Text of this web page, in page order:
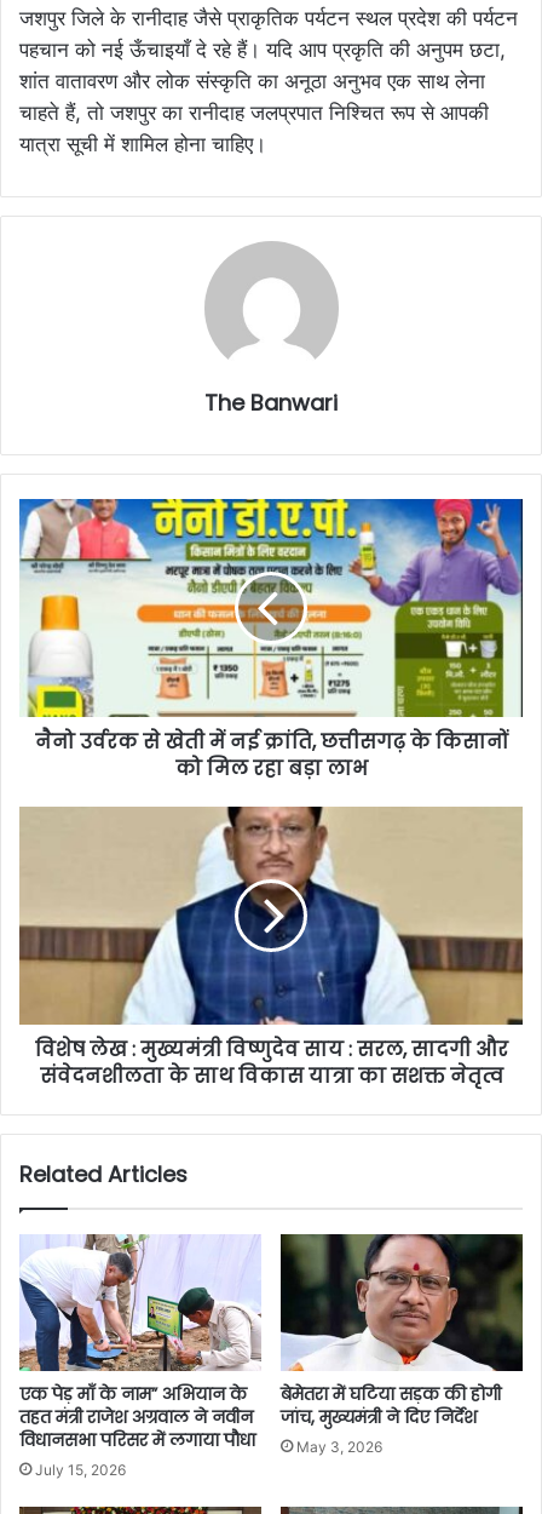
जशपुर जिले के रानीदाह जैसे प्राकृतिक पर्यटन स्थल प्रदेश की पर्यटन
पहचान को नई ऊँचाइयाँ दे रहे हैं। यदि आप प्रकृति की अनुपम छटा,
शांत वातावरण और लोक संस्कृति का अनूठा अनुभव एक साथ लेना
चाहते हैं, तो जशपुर का रानीदाह जलप्रपात निश्चित रूप से आपकी
यात्रा सूची में शामिल होना चाहिए।
The Banwari
नैनो उर्वरक से खेती में नई क्रांति, छत्तीसगढ़ के किसानों
को मिल रहा बड़ा लाभ
विशेष लेख : मुख्यमंत्री विष्णुदेव साय : सरल, सादगी और
संवेदनशीलता के साथ विकास यात्रा का सशक्त नेतृत्व
Related Articles
एक पेड़ माँ के नाम” अभियान के
तहत मंत्री राजेश अग्रवाल ने नवीन
विधानसभा परिसर में लगाया पौधा
July 15, 2026
बेमेतरा में घटिया सड़क की होगी
जांच, मुख्यमंत्री ने दिए निर्देश
May 3, 2026